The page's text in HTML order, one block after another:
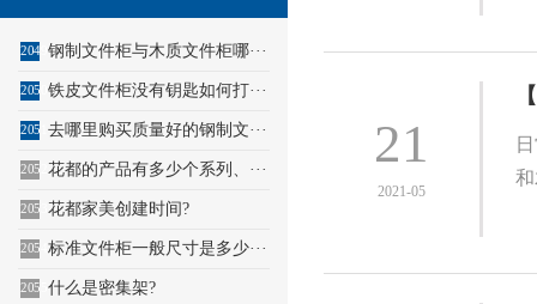
2049 钢制文件柜与木质文件柜哪···
2050 铁皮文件柜没有钥匙如何打···
2051 去哪里购买质量好的钢制文···
2052 花都的产品有多少个系列、···
2053 花都家美创建时间?
2054 标准文件柜一般尺寸是多少···
2055 什么是密集架?
21
2021-05